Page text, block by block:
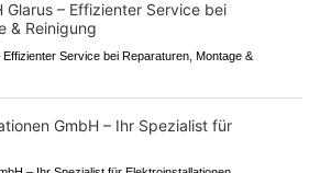
Service bei Reparaturen, Montage &